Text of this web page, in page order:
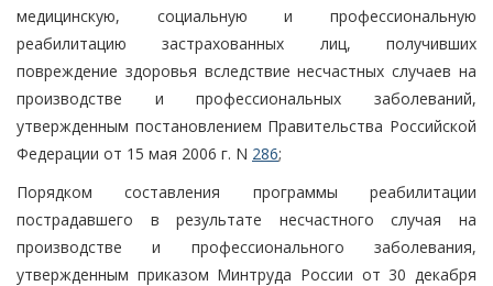
медицинскую, социальную и профессиональную
реабилитацию застрахованных лиц, получивших
повреждение здоровья вследствие несчастных случаев на
производстве и профессиональных заболеваний,
утвержденным постановлением Правительства Российской
Федерации от 15 мая 2006 г. N 286;
Порядком составления программы реабилитации
пострадавшего в результате несчастного случая на
производстве и профессионального заболевания,
утвержденным приказом Минтруда России от 30 декабря